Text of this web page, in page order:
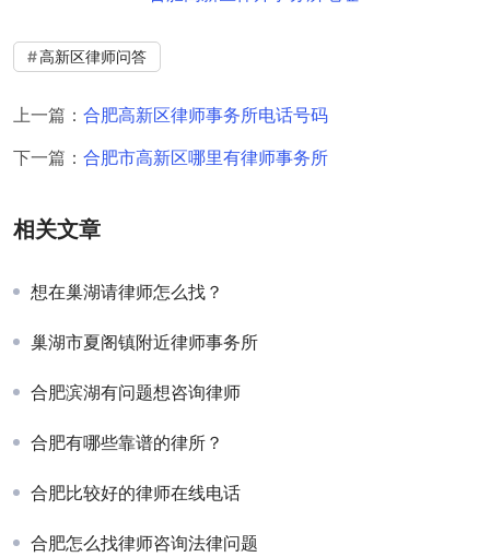
高新区律师问答
上一篇： 合肥高新区律师事务所电话号码
下一篇： 合肥市高新区哪里有律师事务所
相关文章
想在巢湖请律师怎么找？
巢湖市夏阁镇附近律师事务所
合肥滨湖有问题想咨询律师
合肥有哪些靠谱的律所？
合肥比较好的律师在线电话
合肥怎么找律师咨询法律问题